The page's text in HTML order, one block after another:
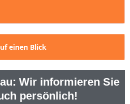
einen Blick
Wir informieren Sie
persönlich!